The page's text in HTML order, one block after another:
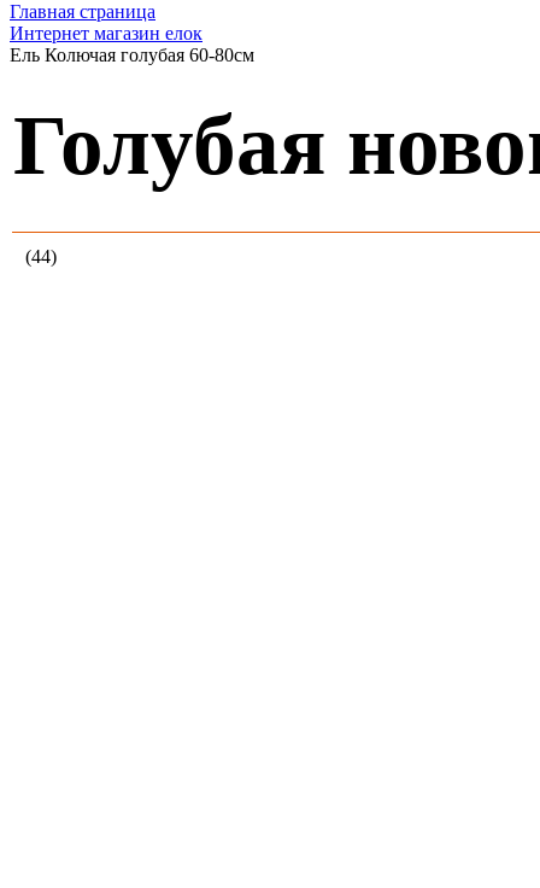
Главная страница
Интернет магазин елок
Ель Колючая голубая 60-80см
Голубая
(44)